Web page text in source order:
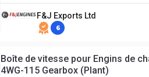
F&J Exports Ltd
6
Boîte de vitesse pour Engins de
4WG-115 Gearbox (Plant)